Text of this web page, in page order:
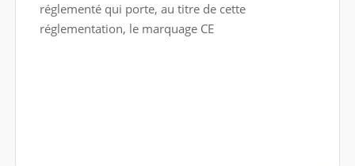
réglementé qui porte, au titre de cette
réglementation, le marquage CE